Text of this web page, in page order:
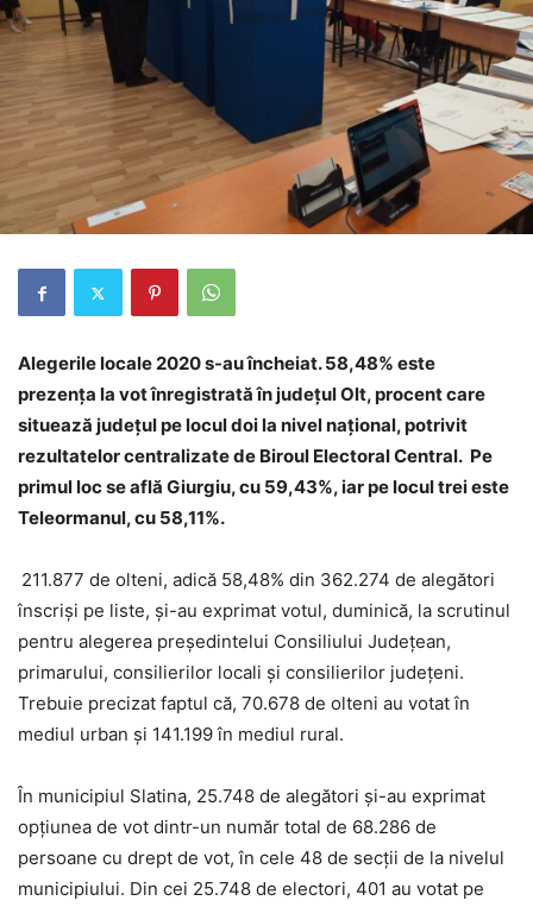
Alegerile locale 2020 s-au încheiat. 58,48% este
prezenţa la vot înregistrată în judeţul Olt, procent care
situează judeţul pe locul doi la nivel naţional, potrivit
rezultatelor centralizate de Biroul Electoral Central. Pe
primul loc se află Giurgiu, cu 59,43%, iar pe locul trei este
Teleormanul, cu 58,11%.
211.877 de olteni, adică 58,48% din 362.274 de alegători
înscrişi pe liste, şi-au exprimat votul, duminică, la scrutinul
pentru alegerea președintelui Consiliului Județean,
primarului, consilierilor locali şi consilierilor judeţeni.
Trebuie precizat faptul că, 70.678 de olteni au votat în
mediul urban și 141.199 în mediul rural.
În municipiul Slatina, 25.748 de alegători și-au exprimat
opțiunea de vot dintr-un număr total de 68.286 de
persoane cu drept de vot, în cele 48 de secții de la nivelul
municipiului. Din cei 25.748 de electori, 401 au votat pe